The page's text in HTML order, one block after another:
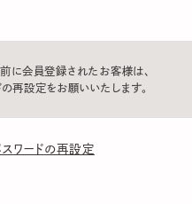
会員登録されたお客様は、
ワードの再設定